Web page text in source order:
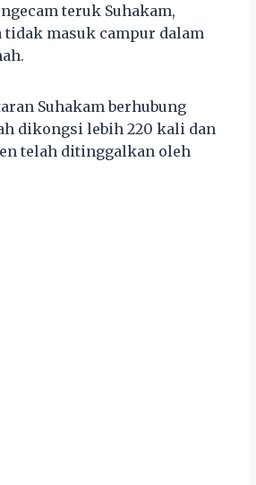
teruk Suhakam,
tidak masuk campur dalam
Suhakam berhubung
dikongsi lebih 220 kali dan
telah ditinggalkan oleh